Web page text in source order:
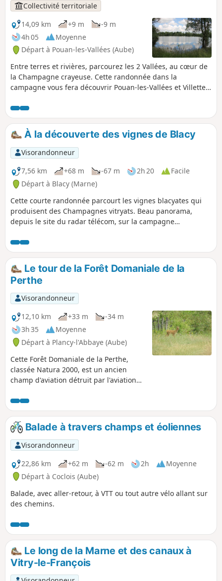
Collectivité territoriale
14,09 km
+9 m
-9 m
4h 05
Moyenne
Départ à Pouan-les-Vallées (Aube)
Entre terres et rivières, parcourez les 2 Vallées, au cœur de
la Champagne crayeuse. Cette randonnée dans la
campagne vous fera découvrir Pouan-les-Vallées et Villette-
Aube.Vous apprécierez les nuances des ocres, des marrons
et des jaunes des terres cultivées et des verts des vaux
boisés et ombreux.
À la découverte des vignes de Blacy
Visorandonneur
7,56 km
+68 m -67 m 2h 20
Facile
Départ à Blacy (Marne)
Cette courte randonnée parcourt les vignes blacyates qui
produisent des Champagnes vitryats. Beau panorama,
depuis le site du radar télécom, sur la campagne
Le tour de la Forêt Domaniale de la
Perthe
Visorandonneur
12,10 km
+33 m
-34 m
3h 35
Moyenne
Départ à Plancy-l'Abbaye (Aube)
Cette Forêt Domaniale de la Perthe,
classée Natura 2000, est un ancien
champ d'aviation détruit par l'aviation
ruine, ce lieu a été cédé au domaine.
Balade à travers champs et éoliennes
Visorandonneur
22,86 km
+62 m -62 m 2h
Moyenne
Départ à Coclois (Aube)
Balade, avec aller-retour, à VTT ou tout autre vélo allant sur
des chemins.
Le long de la Marne et des canaux à
Vitry-le-François